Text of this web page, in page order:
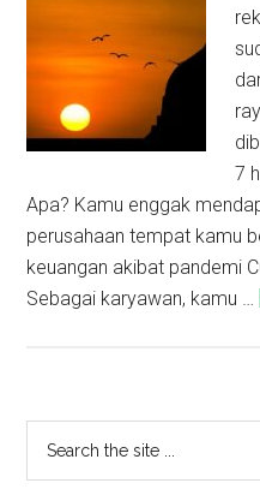
7
Apa? Kamu enggak
perusahaan tempat kamu
keuangan akibat pandemi
Sebagai karyawan, kamu …